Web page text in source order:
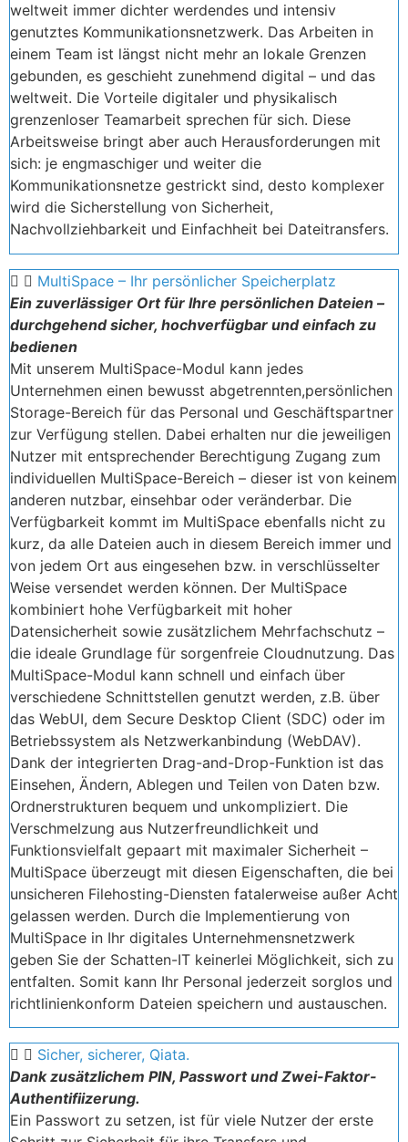
weltweit immer dichter werdendes und intensiv
genutztes Kommunikationsnetzwerk. Das Arbeiten in
einem Team ist längst nicht mehr an lokale Grenzen
gebunden, es geschieht zunehmend digital – und das
weltweit. Die Vorteile digitaler und physikalisch
grenzenloser Teamarbeit sprechen für sich. Diese
Arbeitsweise bringt aber auch Herausforderungen mit
sich: je engmaschiger und weiter die
Kommunikationsnetze gestrickt sind, desto komplexer
wird die Sicherstellung von Sicherheit,
Nachvollziehbarkeit und Einfachheit bei Dateitransfers.
MultiSpace – Ihr persönlicher Speicherplatz
Ein zuverlässiger Ort für Ihre persönlichen Dateien –
durchgehend sicher, hochverfügbar und einfach zu
bedienen
Mit unserem MultiSpace-Modul kann jedes
Unternehmen einen bewusst abgetrennten,persönlichen
Storage-Bereich für das Personal und Geschäftspartner
zur Verfügung stellen. Dabei erhalten nur die jeweiligen
Nutzer mit entsprechender Berechtigung Zugang zum
individuellen MultiSpace-Bereich – dieser ist von keinem
anderen nutzbar, einsehbar oder veränderbar. Die
Verfügbarkeit kommt im MultiSpace ebenfalls nicht zu
kurz, da alle Dateien auch in diesem Bereich immer und
von jedem Ort aus eingesehen bzw. in verschlüsselter
Weise versendet werden können. Der MultiSpace
kombiniert hohe Verfügbarkeit mit hoher
Datensicherheit sowie zusätzlichem Mehrfachschutz –
die ideale Grundlage für sorgenfreie Cloudnutzung. Das
MultiSpace-Modul kann schnell und einfach über
verschiedene Schnittstellen genutzt werden, z.B. über
das WebUI, dem Secure Desktop Client (SDC) oder im
Betriebssystem als Netzwerkanbindung (WebDAV).
Dank der integrierten Drag-and-Drop-Funktion ist das
Einsehen, Ändern, Ablegen und Teilen von Daten bzw.
Ordnerstrukturen bequem und unkompliziert. Die
Verschmelzung aus Nutzerfreundlichkeit und
Funktionsvielfalt gepaart mit maximaler Sicherheit –
MultiSpace überzeugt mit diesen Eigenschaften, die bei
unsicheren Filehosting-Diensten fatalerweise außer Acht
gelassen werden. Durch die Implementierung von
MultiSpace in Ihr digitales Unternehmensnetzwerk
geben Sie der Schatten-IT keinerlei Möglichkeit, sich zu
entfalten. Somit kann Ihr Personal jederzeit sorglos und
richtlinienkonform Dateien speichern und austauschen.
Sicher, sicherer, Qiata.
Dank zusätzlichem PIN, Passwort und Zwei-Faktor-
Authentifiizerung.
Ein Passwort zu setzen, ist für viele Nutzer der erste